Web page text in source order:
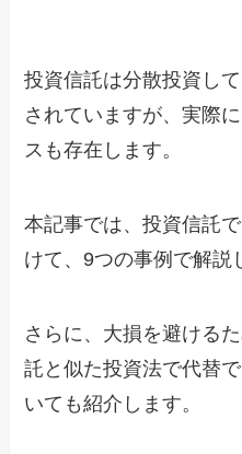
投資信託は分散投資し
されていますが、実際
スも存在します。
本記事では、投資信託
けて、9つの事例で解説
さらに、大損を避ける
託と似た投資法で代替
いても紹介します。